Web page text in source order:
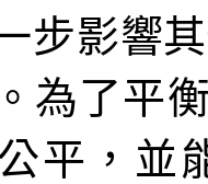
步影響
為了平
平，並